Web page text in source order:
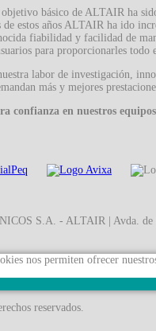
básico de ALTAIR ha
de estos años ALTAIR ha ido
fiabilidad y facilidad de
para proporcionarles todo
labor de investigación,
más y mejores
confianza en nuestros
S.A. - ALTAIR | Avda.
nos permiten ofrecer
reservados.